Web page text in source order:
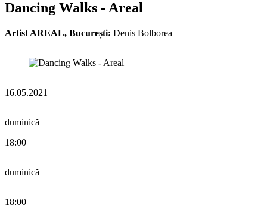
Dancing Walks - Areal
Artist AREAL, București: Denis Bolborea
16.05.2021
duminică
18:00
duminică
18:00